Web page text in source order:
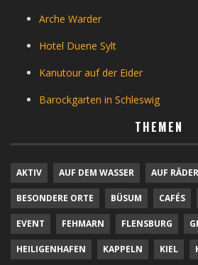
Arche Warder
Hotel Duene Sylt
Kanutour auf der Eider
Barockgarten in Schleswig
THEMEN
AKTIV AUF DEM WASSER AUF
BESONDERE ORTE BÜSUM CAFÉS
EVENT FEHMARN FLENSBURG
HEILIGENHAFEN KAPPELN KIEL